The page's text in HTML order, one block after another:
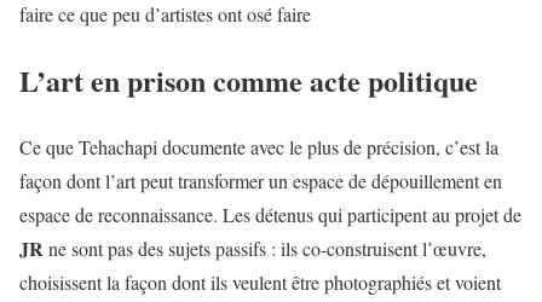
faire ce que peu d’artistes ont osé faire
L’art en prison comme acte politique
Ce que Tehachapi documente avec le plus de précision, c’est la
façon dont l’art peut transformer un espace de dépouillement en
espace de reconnaissance. Les détenus qui participent au projet de
JRne sont pas des sujets passifs : ils co-construisent l’œuvre,
choisissent la façon dont ils veulent être photographiés et voient